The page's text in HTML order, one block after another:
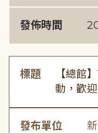
發佈時間
標題
【總館
動，歡
發布單位